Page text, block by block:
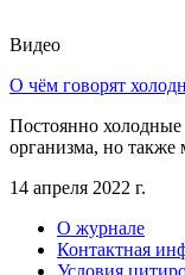
Видео
О чём говорят
Постоянно
организма, но также
14 апреля 2022 г.
О журнале
Контактная
Условия